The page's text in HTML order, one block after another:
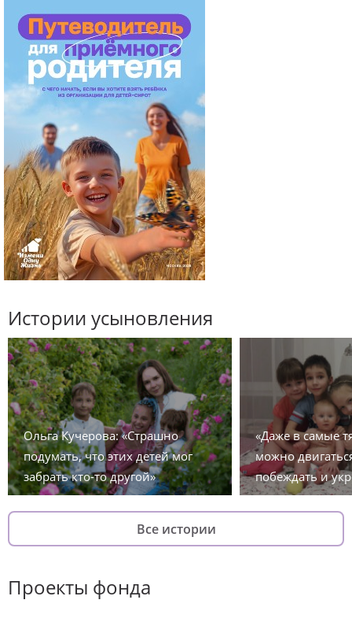
Истории усыновления
Ольга Кучерова: «Страшно
подумать, что этих детей мог
забрать кто-то другой»
«Даже в самые
можно
побеждать и
Все истории
Проекты фонда